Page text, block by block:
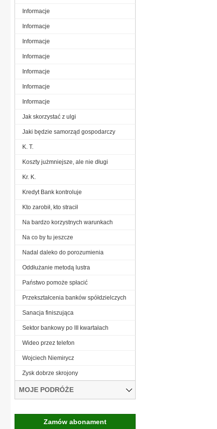
Informacje
Informacje
Informacje
Informacje
Informacje
Informacje
Informacje
Jak skorzystać z ulgi
Jaki będzie samorząd gospodarczy
K. T.
Koszty jużmniejsze, ale nie długi
Kr. K.
Kredyt Bank kontroluje
Kto zarobił, kto stracił
Na bardzo korzystnych warunkach
Na co by tu jeszcze
Nadal daleko do porozumienia
Oddłużanie metodą lustra
Państwo pomoże spłacić
Przekształcenia banków spółdzielczych
Sanacja finiszująca
Sektor bankowy po III kwartałach
Wideo przez telefon
Wojciech Niemirycz
Zysk dobrze skrojony
MOJE PODRÓŻE
Zamów abonament